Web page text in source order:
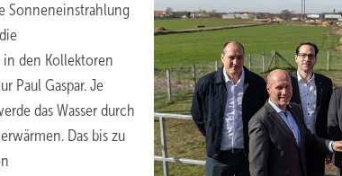
Sonneneinstrahlung
in den Kollektoren
Paul Gaspar. Je
das Wasser durch
Das bis zu